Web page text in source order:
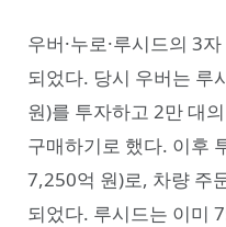
우버·누로·루시드의 3
되었다. 당시 우버는 루
원)를 투자하고 2만 대
구매하기로 했다. 이후
7,250억 원)로, 차량 주
되었다. 루시드는 이미